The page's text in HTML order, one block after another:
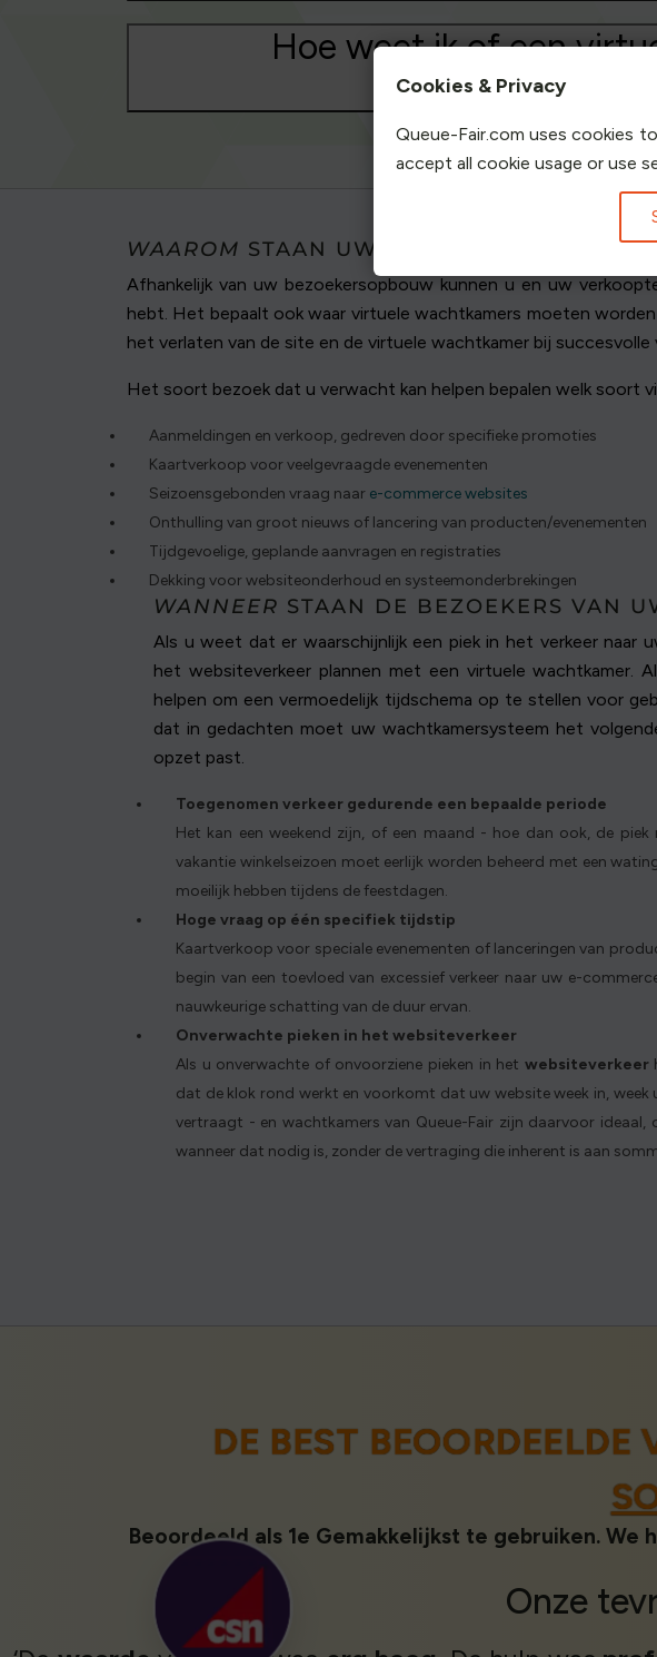
Hoe weet ik of een
WAAROM STAAN UW WEBSITEBEZOEKERS
Afhankelijk van uw bezoekersopbouw kunnen u en uw
hebt. Het bepaalt ook waar virtuele wachtkamers moeten
het verlaten van de site en de virtuele wachtkamer bij succesvolle
Het soort bezoek dat u verwacht kan helpen bepalen welk soort
Aanmeldingen en verkoop, gedreven door specifieke promoties
Kaartverkoop voor veelgevraagde evenementen
Seizoensgebonden vraag naar e-commerce websites
Onthulling van groot nieuws of lancering van producten/evenementen
Tijdgevoelige, geplande aanvragen en registraties
Dekking voor websiteonderhoud en systeemonderbrekingen
WANNEER STAAN DE BEZOEKERS VAN
Als u weet dat er waarschijnlijk een piek in het verkeer naar
het websiteverkeer plannen met een virtuele wachtkamer.
helpen om een vermoedelijk tijdschema op te stellen voor
dat in gedachten moet uw wachtkamersysteem het
opzet past.
Toegenomen verkeer gedurende een bepaalde periode
Het kan een weekend zijn, of een maand - hoe dan ook, de
vakantie winkelseizoen moet eerlijk worden beheerd met een
moeilijk hebben tijdens de feestdagen.
Hoge vraag op één specifiek tijdstip
Kaartverkoop voor speciale evenementen of lanceringen van
begin van een toevloed van excessief verkeer naar uw e-
nauwkeurige schatting van de duur ervan.
Onverwachte pieken in het websiteverkeer
Als u onverwachte of onvoorziene pieken in het websiteverkeer
dat de klok rond werkt en voorkomt dat uw website week in,
vertraagt - en wachtkamers van Queue-Fair zijn daarvoor ideaal,
wanneer dat nodig is, zonder de vertraging die inherent is aan
DE BEST
Beoordeeld als 1e Gemakkelijkst te gebruiken.
Onze
Cookies & Privacy
Queue-Fair.com uses cookies
accept all cookie usage or use